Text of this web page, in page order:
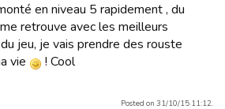
en niveau 5 rapidement , du
retrouve avec les meilleurs
jeu, je vais prendre des rouste
vie
! Cool
Posted on 31/10/15 11:12.